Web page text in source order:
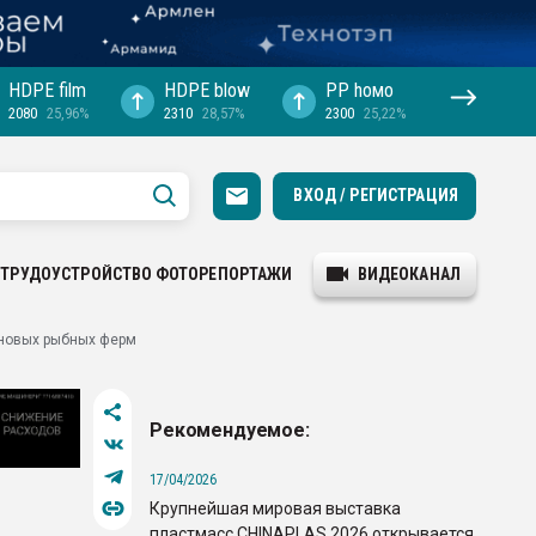
HDPE film
2080 25,96%
HDPE blow
2310 28,57%
PP hомо
2300 25,22%
ВХОД / РЕГИСТРАЦИЯ
ТРУДОУСТРОЙСТВО ФОТОРЕПОРТАЖИ ВИДЕОКАНАЛ
рыбных ферм
Рекомендуемое:
17/04/2026
Крупнейшая мировая выставка